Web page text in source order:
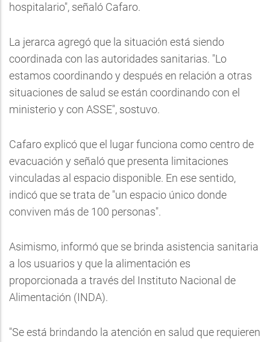
hospitalario", señaló Cafaro.
La jerarca agregó que la situación está siendo
coordinada con las autoridades sanitarias. "Lo
estamos coordinando y después en relación a otras
situaciones de salud se están coordinando con el
ministerio y con ASSE", sostuvo.
Cafaro explicó que el lugar funciona como centro de
evacuación y señaló que presenta limitaciones
vinculadas al espacio disponible. En ese sentido,
indicó que se trata de "un espacio único donde
conviven más de 100 personas".
Asimismo, informó que se brinda asistencia sanitaria
a los usuarios y que la alimentación es
proporcionada a través del Instituto Nacional de
Alimentación (INDA).
"Se está brindando la atención en salud que requieren